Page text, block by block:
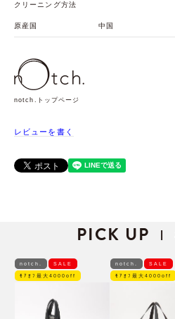
クリーニング方法
原産国 中国
notch.トップページ
レビューを書く
PICK UP |
notch. SALE
ﾓｱｵﾌ最大4000off
notch. SALE
ﾓｱｵﾌ最大4000off